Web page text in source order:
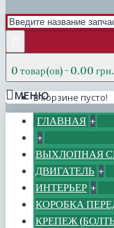
0 товар(ов) - 0.00 грн.
В корзине пусто!
МЕНЮ
ГЛАВНАЯ +
+
ВЫХЛОПНАЯ
ДВИГАТЕЛЬ +
ИНТЕРЬЕР +
КОРОБКА
КРЕПЕЖ